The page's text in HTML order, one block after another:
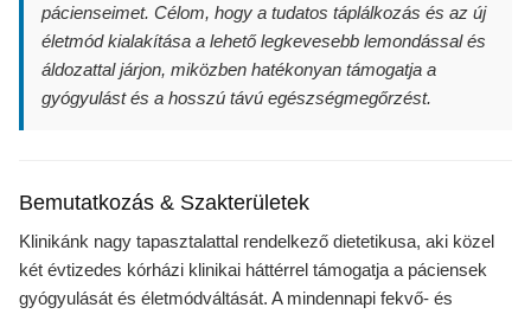
pácienseimet. Célom, hogy a tudatos táplálkozás és az új
életmód kialakítása a lehető legkevesebb lemondással és
áldozattal járjon, miközben hatékonyan támogatja a
gyógyulást és a hosszú távú egészségmegőrzést.
Bemutatkozás & Szakterületek
Klinikánk nagy tapasztalattal rendelkező dietetikusa, aki közel
két évtizedes kórházi klinikai háttérrel támogatja a páciensek
gyógyulását és életmódváltását. A mindennapi fekvő- és